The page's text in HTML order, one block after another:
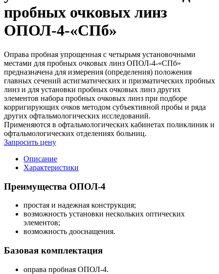
пробных очковых линз
ОПОЛ-4-«СПб»
Оправа пробная упрощенная с четырьмя установочными
местами для пробных очковых линз ОПОЛ-4-«СПб»
предназначена для измерения (определения) положения
главных сечений астигматических и призматических пробных
линз и для установки пробных очковых линз других
элементов набора пробных очковых линз при подборе
корригирующих очков методом субъективной пробы и ряда
других офтальмологических исследований.
Применяются в офтальмологических кабинетах поликлиник и
офтальмологических отделениях больниц.
Запросить цену
Описание
Характеристики
Преимущества ОПОЛ-4
простая и надежная конструкция;
возможность установки нескольких оптических
элементов;
возможность дооснащения.
Базовая комплектация
оправа пробная ОПОЛ-4.